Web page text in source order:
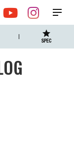
SPEC
YouTube
メ